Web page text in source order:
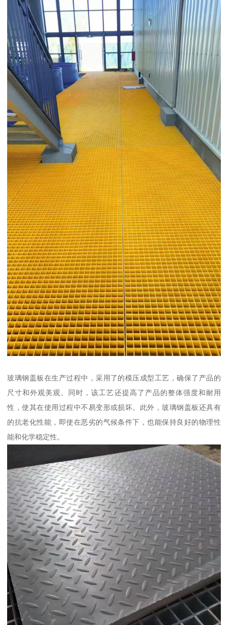
玻璃钢盖板在生产过程中，采用了的模压成型工艺，确保了产品的
尺寸和外观美观。同时，该工艺还提高了产品的整体强度和耐用
性，使其在使用过程中不易变形或损坏。此外，玻璃钢盖板还具有
的抗老化性能，即使在恶劣的气候条件下，也能保持良好的物理性
能和化学稳定性。